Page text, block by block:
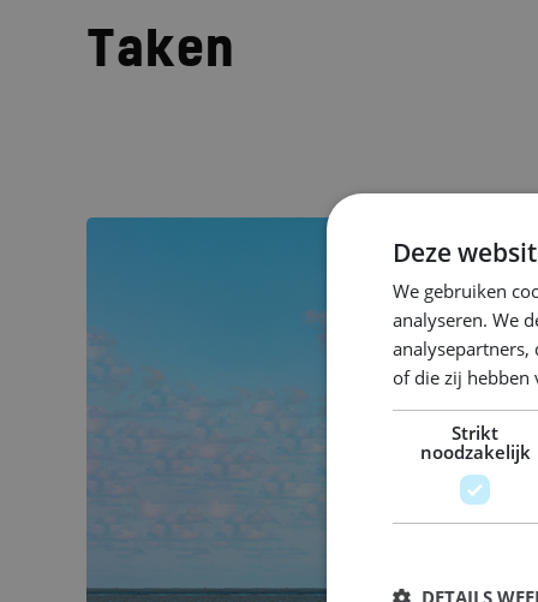
Taken
Deze
We gebruiken
analyseren. We
of die zij hebben
Strikt
noodzakelijk
DETAILS